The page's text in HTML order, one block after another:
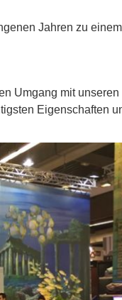
Jahren zu
Umgang mit
Eigenschaften